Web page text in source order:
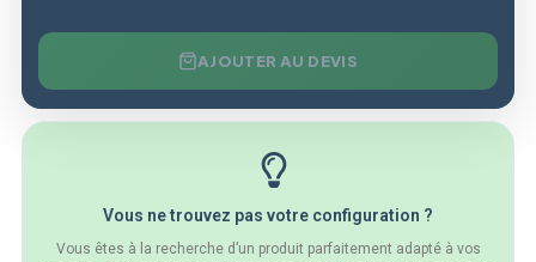
AJOUTER AU DEVIS
Vous ne trouvez pas votre configuration ?
Vous êtes à la recherche d’un produit parfaitement adapté à vos